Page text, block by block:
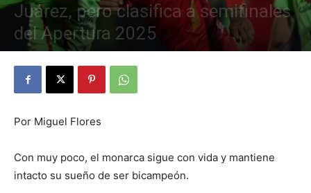
Juárez, pero clasifica a semifinales
del Apertura 2025
By Julio Valdez - diciembre 1, 2025 18
Por Miguel Flores
Con muy poco, el monarca sigue con vida y mantiene
intacto su sueño de ser bicampeón.